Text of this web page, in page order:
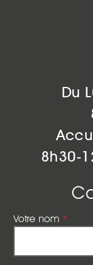
Du
8h30-
Votre nom *